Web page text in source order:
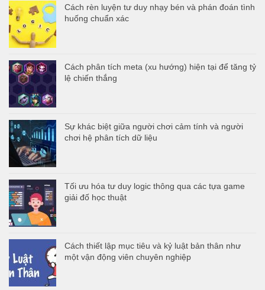
Cách rèn luyện tư duy nhạy bén và phán đoán tình
huống chuẩn xác
Cách phân tích meta (xu hướng) hiện tại để tăng tỷ
lệ chiến thắng
Sự khác biệt giữa người chơi cảm tính và người
chơi hệ phân tích dữ liệu
Tối ưu hóa tư duy logic thông qua các tựa game
giải đố học thuật
Cách thiết lập mục tiêu và kỷ luật bản thân như
một vận động viên chuyên nghiệp